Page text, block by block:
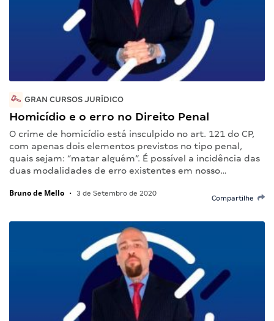
GRAN CURSOS JURÍDICO
Homicídio e o erro no Direito Penal
O crime de homicídio está insculpido no art. 121 do CP,
com apenas dois elementos previstos no tipo penal,
quais sejam: “matar alguém”. É possível a incidência das
duas modalidades de erro existentes em nosso…
Bruno de Mello • 3 de Setembro de 2020
Compartilhe